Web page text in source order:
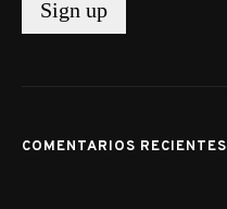
COMENTARIOS RECIENTES